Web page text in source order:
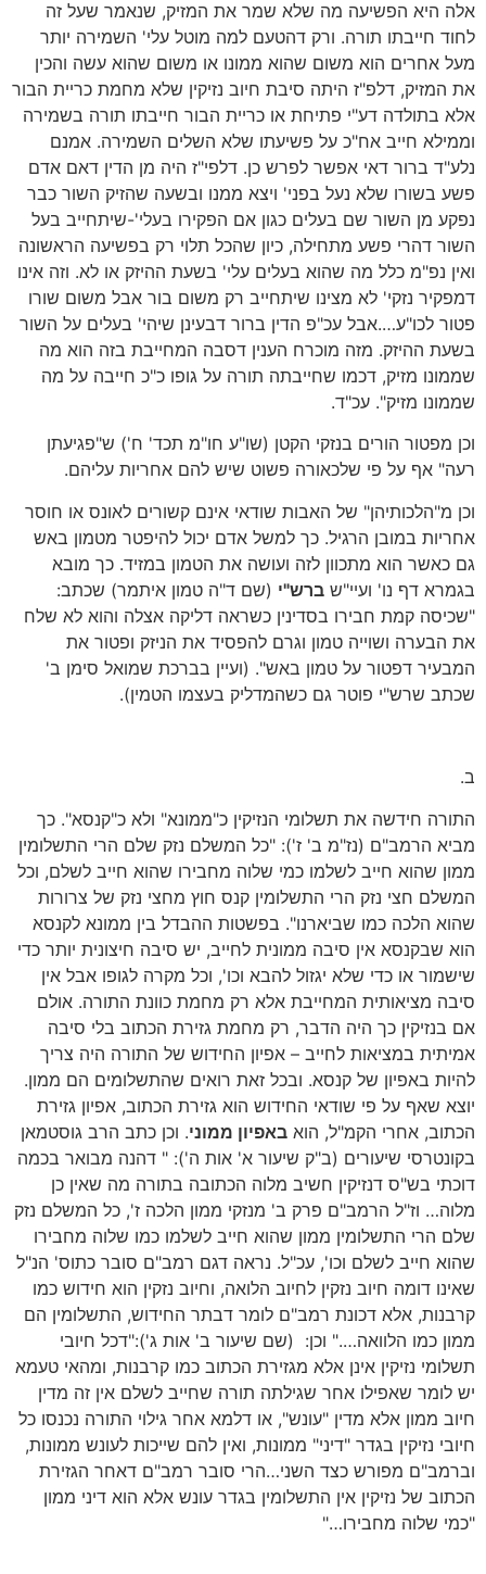
אלה היא הפשיעה מה שלא שמר את המזיק, שנאמר שעל זה
לחוד חייבתו תורה. ורק דהטעם למה מוטל עלי' השמירה יותר
מעל אחרים הוא משום שהוא ממונו או משום שהוא עשה והכין
את המזיק, דלפ"ז היתה סיבת חיוב נזיקין שלא מחמת כריית הבור
אלא בתולדה דע"י פתיחת או כריית הבור חייבתו תורה בשמירה
וממילא חייב אח"כ על פשיעתו שלא השלים השמירה. אמנם
נלע"ד ברור דאי אפשר לפרש כן. דלפי"ז היה מן הדין דאם אדם
פשע בשורו שלא נעל בפני' ויצא ממנו ובשעה שהזיק השור כבר
נפקע מן השור שם בעלים כגון אם הפקירו בעלי'-שיתחייב בעל
השור דהרי פשע מתחילה, כיון שהכל תלוי רק בפשיעה הראשונה
ואין נפ"מ כלל מה שהוא בעלים עלי' בשעת ההיזק או לא. וזה אינו
דמפקיר נזקי' לא מצינו שיתחייב רק משום בור אבל משום שורו
פטור לכו"ע….אבל עכ"פ הדין ברור דבעינן שיהי' בעלים על השור
בשעת ההיזק. מזה מוכרח הענין דסבה המחייבת בזה הוא מה
שממונו מזיק, דכמו שחייבתה תורה על גופו כ"כ חייבה על מה
שממונו מזיק". עכ"ד.
וכן מפטור הורים בנזקי הקטן (שו"ע חו"מ תכד' ח') ש"פגיעתן
רעה" אף על פי שלכאורה פשוט שיש להם אחריות עליהם.
וכן מ"הלכותיהן" של האבות שודאי אינם קשורים לאונס או חוסר
אחריות במובן הרגיל. כך למשל אדם יכול להיפטר מטמון באש
גם כאשר הוא מתכוון לזה ועושה את הטמון במזיד. כך מובא
בגמרא דף נו' ועיי"ש ברש"י (שם ד"ה טמון איתמר) שכתב:
"שכיסה קמת חבירו בסדינין כשראה דליקה אצלה והוא לא שלח
את הבערה ושוייה טמון וגרם להפסיד את הניזק ופטור את
המבעיר דפטור על טמון באש". (ועיין בברכת שמואל סימן ב'
שכתב שרש"י פוטר גם כשהמדליק בעצמו הטמין).
ב.
התורה חידשה את תשלומי הנזיקין כ"ממונא" ולא כ"קנסא". כך
מביא הרמב"ם (נז"מ ב' ז'): "כל המשלם נזק שלם הרי התשלומין
ממון שהוא חייב לשלמו כמי שלוה מחבירו שהוא חייב לשלם, וכל
המשלם חצי נזק הרי התשלומין קנס חוץ מחצי נזק של צרורות
שהוא הלכה כמו שביארנו". בפשטות ההבדל בין ממונא לקנסא
הוא שבקנסא אין סיבה ממונית לחייב, יש סיבה חיצונית יותר כדי
שישמור או כדי שלא יגזול להבא וכו', וכל מקרה לגופו אבל אין
סיבה מציאותית המחייבת אלא רק מחמת כוונת התורה. אולם
אם בנזיקין כך היה הדבר, רק מחמת גזירת הכתוב בלי סיבה
אמיתית במציאות לחייב – אפיון החידוש של התורה היה צריך
להיות באפיון של קנסא. ובכל זאת רואים שהתשלומים הם ממון.
יוצא שאף על פי שודאי החידוש הוא גזירת הכתוב, אפיון גזירת
הכתוב, אחרי הקמ"ל, הוא באפיון ממוני. וכן כתב הרב גוסטמאן
בקונטרסי שיעורים (ב"ק שיעור א' אות ה'): " דהנה מבואר בכמה
דוכתי בש"ס דנזיקין חשיב מלוה הכתובה בתורה מה שאין כן
מלוה… וז"ל הרמב"ם פרק ב' מנזקי ממון הלכה ז', כל המשלם נזק
שלם הרי התשלומין ממון שהוא חייב לשלמו כמו שלוה מחבירו
שהוא חייב לשלם וכו', עכ"ל. נראה דגם רמב"ם סובר כתוס' הנ"ל
שאינו דומה חיוב נזקין לחיוב הלואה, וחיוב נזקין הוא חידוש כמו
קרבנות, אלא דכונת רמב"ם לומר דבתר החידוש, התשלומין הם
ממון כמו הלוואה…." וכן: (שם שיעור ב' אות ג'):"דכל חיובי
תשלומי נזיקין אינן אלא מגזירת הכתוב כמו קרבנות, ומהאי טעמא
יש לומר שאפילו אחר שגילתה תורה שחייב לשלם אין זה מדין
חיוב ממון אלא מדין "עונש", או דלמא אחר גילוי התורה נכנסו כל
חיובי נזיקין בגדר "דיני" ממונות, ואין להם שייכות לעונש ממונות,
וברמב"ם מפורש כצד השני…הרי סובר רמב"ם דאחר הגזירת
הכתוב של נזיקין אין התשלומין בגדר עונש אלא הוא דיני ממון
"כמי שלוה מחבירו…"